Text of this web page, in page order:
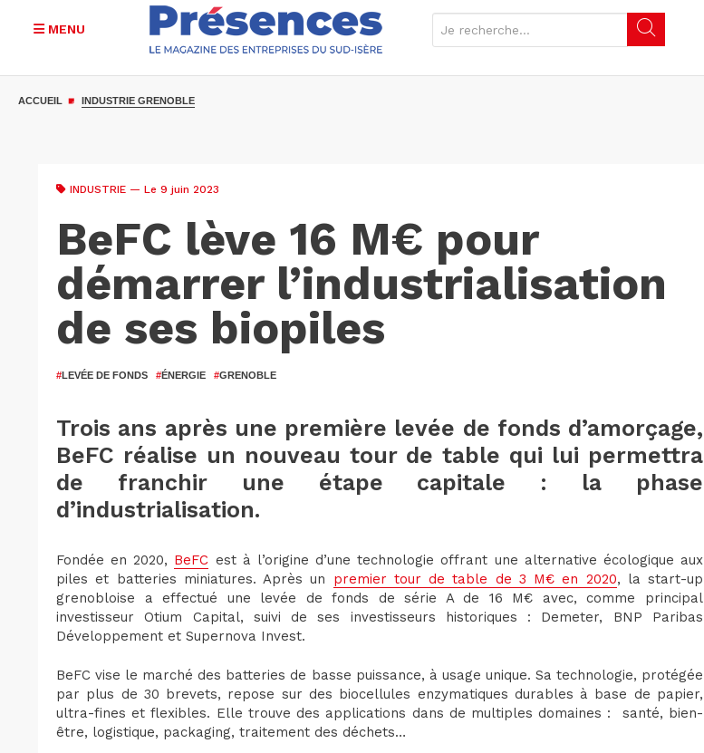
MENU
ACCUEIL INDUSTRIE GRENOBLE
INDUSTRIE — Le 9 juin 2023
BeFC lève 16 M€ pour
démarrer l’industrialisation
de ses biopiles
#LEVÉE DE FONDS #ÉNERGIE #GRENOBLE
Trois ans après une première levée de fonds d’amorçage,
BeFC réalise un nouveau tour de table qui lui permettra
de franchir une étape capitale : la phase
d’industrialisation.
Fondée en 2020, BeFC est à l’origine d’une technologie offrant une alternative écologique aux
piles et batteries miniatures. Après un premier tour de table de 3 M€ en 2020, la start-up
grenobloise a effectué une levée de fonds de série A de 16 M€ avec, comme principal
investisseur Otium Capital, suivi de ses investisseurs historiques : Demeter, BNP Paribas
Développement et Supernova Invest.
BeFC vise le marché des batteries de basse puissance, à usage unique. Sa technologie, protégée
par plus de 30 brevets, repose sur des biocellules enzymatiques durables à base de papier,
ultra-fines et flexibles. Elle trouve des applications dans de multiples domaines : santé, bien-
être, logistique, packaging, traitement des déchets…